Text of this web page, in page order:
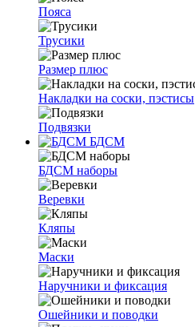
Пояса
Трусики
Размер плюс
Накладки на соски, пэстисы
Подвязки
БДСМ
БДСМ наборы
Веревки
Кляпы
Маски
Наручники и фиксация
Ошейники и поводки